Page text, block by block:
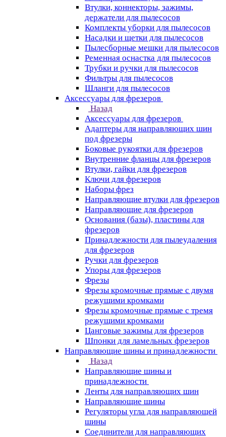
Втулки, коннекторы, зажимы,
держатели для пылесосов
Комплекты уборки для пылесосов
Насадки и щетки для пылесосов
Пылесборные мешки для пылесосов
Ременная оснастка для пылесосов
Трубки и ручки для пылесосов
Фильтры для пылесосов
Шланги для пылесосов
Аксессуары для фрезеров
Назад
Аксессуары для фрезеров
Адаптеры для направляющих шин
под фрезеры
Боковые рукоятки для фрезеров
Внутренние фланцы для фрезеров
Втулки, гайки для фрезеров
Ключи для фрезеров
Наборы фрез
Направляющие втулки для фрезеров
Направляющие для фрезеров
Основания (базы), пластины для
фрезеров
Принадлежности для пылеудаления
для фрезеров
Ручки для фрезеров
Упоры для фрезеров
Фрезы
Фрезы кромочные прямые с двумя
режущими кромками
Фрезы кромочные прямые с тремя
режущими кромками
Цанговые зажимы для фрезеров
Шпонки для ламельных фрезеров
Направляющие шины и принадлежности
Назад
Направляющие шины и
принадлежности
Ленты для направляющих шин
Направляющие шины
Регуляторы угла для направляющей
шины
Соединители для направляющих